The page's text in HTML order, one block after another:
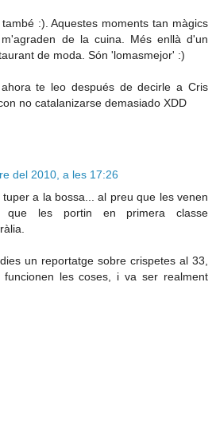
:). Aquestes moments tan màgics
de la cuina. Més enllà d'un
de moda. Són 'lomasmejor' :)
ahora te leo después de decirle a Cris
no catalanizarse demasiado XDD
del 2010, a les 17:26
a la bossa... al preu que les venen
que les portin en primera classe
un reportatge sobre crispetes al 33,
les coses, i va ser realment